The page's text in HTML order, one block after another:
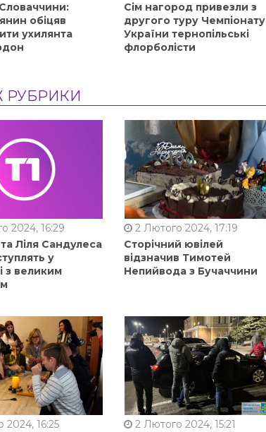
обіцяв
ухилянта
Сім нагород привезли з
другого туру Чемпіонату
України тернопільські
флорболісти
РУБРИКИ
2024, 16:29
Ліля Сандулеса
у
з великим
2 Лютого 2024, 17:19
Сторічний ювілей
відзначив Тимотей
Непийвода з Бучаччини
2024, 16:25 2 Лютого 2024, 15:21